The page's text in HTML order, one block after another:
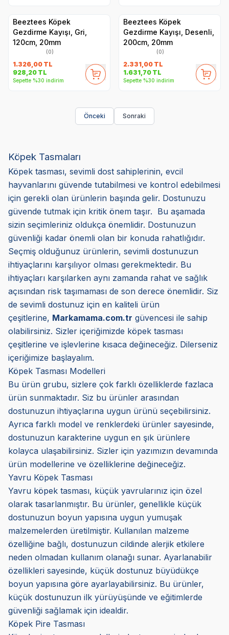
Beeztees Köpek
Gezdirme Kayışı, Gri,
120cm, 20mm
(0)
1.326,00 TL
928,20 TL
Sepette %30 indirim
Beeztees Köpek
Gezdirme Kayışı, Desenli,
200cm, 20mm
(0)
2.331,00 TL
1.631,70 TL
Sepette %30 indirim
Önceki Sonraki
Köpek Tasmaları
Köpek tasması, sevimli dost sahiplerinin, evcil
hayvanlarını güvende tutabilmesi ve kontrol edebilmesi
için gerekli olan ürünlerin başında gelir. Dostunuzu
güvende tutmak için kritik önem taşır. Bu aşamada
sizin seçimleriniz oldukça önemlidir. Dostunuzun
güvenliği kadar önemli olan bir konuda rahatlığıdır.
Seçmiş olduğunuz ürünlerin, sevimli dostunuzun
ihtiyaçlarını karşılıyor olması gerekmektedir. Bu
ihtiyaçları karşılarken aynı zamanda rahat ve sağlık
açısından risk taşımaması de son derece önemlidir. Siz
de sevimli dostunuz için en kaliteli ürün
çeşitlerine, Markamama.com.tr güvencesi ile sahip
olabilirsiniz. Sizler içeriğimizde köpek tasması
çeşitlerine ve işlevlerine kısaca değineceğiz. Dilerseniz
içeriğimize başlayalım.
Köpek Tasması Modelleri
Bu ürün grubu, sizlere çok farklı özelliklerde fazlaca
ürün sunmaktadır. Siz bu ürünler arasından
dostunuzun ihtiyaçlarına uygun ürünü seçebilirsiniz.
Ayrıca farklı model ve renklerdeki ürünler sayesinde,
dostunuzun karakterine uygun en şık ürünlere
kolayca ulaşabilirsiniz. Sizler için yazımızın devamında
ürün modellerine ve özelliklerine değineceğiz.
Yavru Köpek Tasması
Yavru köpek tasması, küçük yavrularınız için özel
olarak tasarlanmıştır. Bu ürünler, genellikle küçük
dostunuzun boyun yapısına uygun yumuşak
malzemelerden üretilmiştir. Kullanılan malzeme
özelliğine bağlı, dostunuzun cildinde alerjik etkilere
neden olmadan kullanım olanağı sunar. Ayarlanabilir
özellikleri sayesinde, küçük dostunuz büyüdükçe
boyun yapısına göre ayarlayabilirsiniz. Bu ürünler,
küçük dostunuzun ilk yürüyüşünde ve eğitimlerde
güvenliği sağlamak için idealdir.
Köpek Pire Tasması